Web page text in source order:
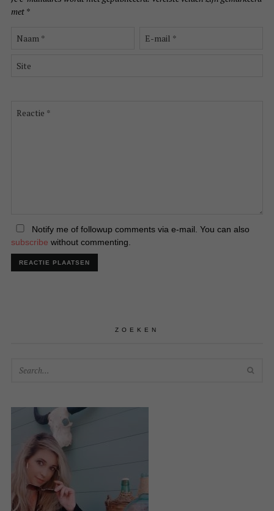
met *
Notify me of followup comments via e-mail. You can also
subscribe without commenting.
ZOEKEN